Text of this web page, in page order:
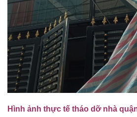
Hình ảnh thực tế tháo dỡ nhà